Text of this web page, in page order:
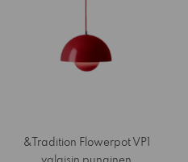
&Tradition Flowerpot VP1